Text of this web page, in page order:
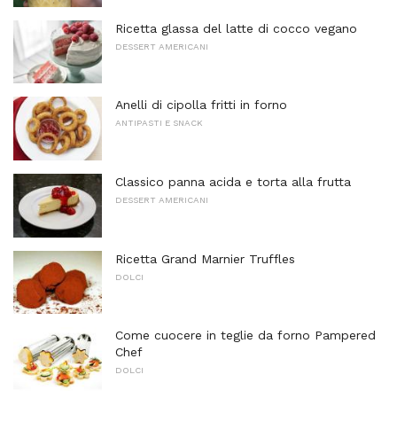
Ricetta glassa del latte di cocco vegano
DESSERT AMERICANI
Anelli di cipolla fritti in forno
ANTIPASTI E SNACK
Classico panna acida e torta alla frutta
DESSERT AMERICANI
Ricetta Grand Marnier Truffles
DOLCI
Come cuocere in teglie da forno Pampered
Chef
DOLCI